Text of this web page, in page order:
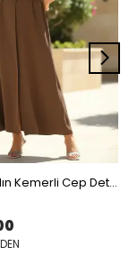
Abbra Kadın Kemerli Cep Detaylı Modal Gömlek Elbise